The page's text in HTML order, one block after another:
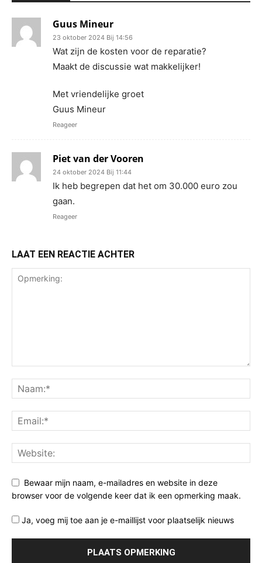
Guus Mineur
23 oktober 2024 Bij 14:56
Wat zijn de kosten voor de reparatie?
Maakt de discussie wat makkelijker!
Met vriendelijke groet
Guus Mineur
Reageer
Piet van der Vooren
24 oktober 2024 Bij 11:44
Ik heb begrepen dat het om 30.000 euro zou
gaan.
Reageer
LAAT EEN REACTIE ACHTER
Bewaar mijn naam, e-mailadres en website in deze
browser voor de volgende keer dat ik een opmerking maak.
Ja, voeg mij toe aan je e-maillijst voor plaatselijk nieuws